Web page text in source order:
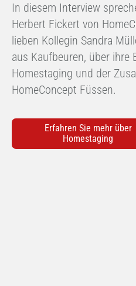
In diesem Interview
Herbert Fickert von
lieben Kollegin Sandra
aus Kaufbeuren, über ihre
Homestaging und der
HomeConcept Füssen.
Erfahren Sie mehr über
Homestaging